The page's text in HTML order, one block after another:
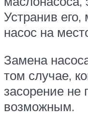
Устранив
насос на
Замена
том случае,
засорение не
возможным.